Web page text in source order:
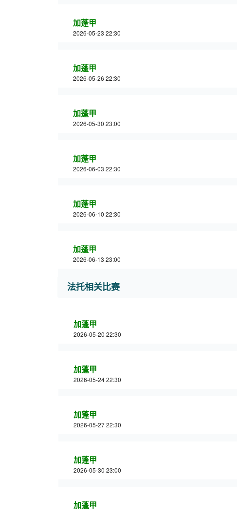
加蓬甲
2026-05-23 22:30
加蓬甲
2026-05-26 22:30
加蓬甲
2026-05-30 23:00
加蓬甲
2026-06-03 22:30
加蓬甲
2026-06-10 22:30
加蓬甲
2026-06-13 23:00
法托相关比赛
加蓬甲
2026-05-20 22:30
加蓬甲
2026-05-24 22:30
加蓬甲
2026-05-27 22:30
加蓬甲
2026-05-30 23:00
加蓬甲